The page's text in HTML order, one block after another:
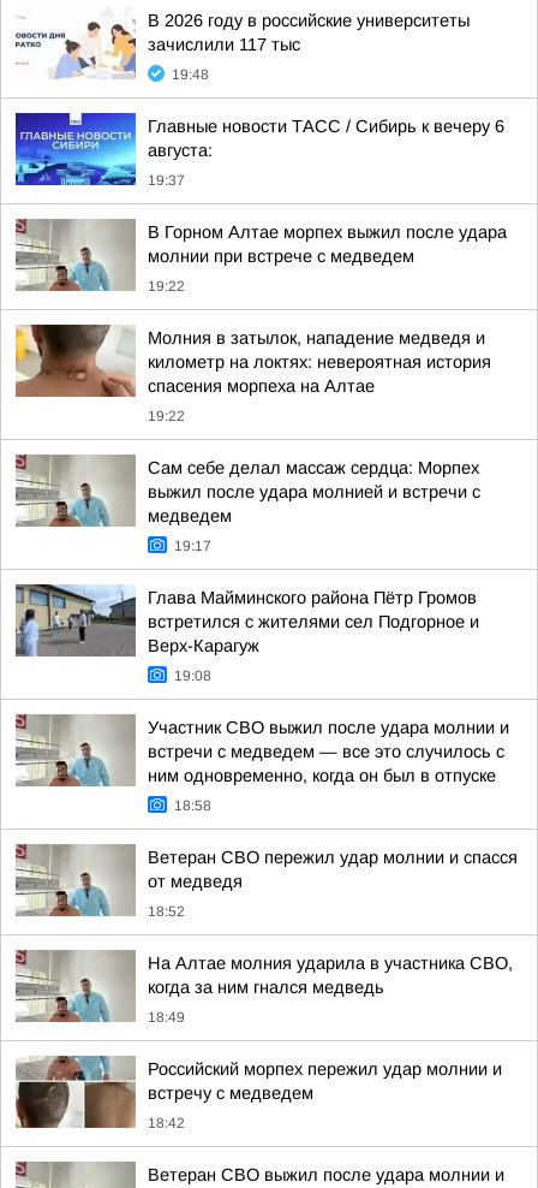
В 2026 году в российские университеты
зачислили 117 тыс
19:48
Главные новости ТАСС / Сибирь к вечеру 6
августа:
19:37
В Горном Алтае морпех выжил после удара
молнии при встрече с медведем
19:22
Молния в затылок, нападение медведя и
километр на локтях: невероятная история
спасения морпеха на Алтае
19:22
Сам себе делал массаж сердца: Морпех
выжил после удара молнией и встречи с
медведем
19:17
Глава Майминского района Пётр Громов
встретился с жителями сел Подгорное и
Верх-Карагуж
19:08
Участник СВО выжил после удара молнии и
встречи с медведем — все это случилось с
ним одновременно, когда он был в отпуске
18:58
Ветеран СВО пережил удар молнии и спасся
от медведя
18:52
На Алтае молния ударила в участника СВО,
когда за ним гнался медведь
18:49
Российский морпех пережил удар молнии и
встречу с медведем
18:42
Ветеран СВО выжил после удара молнии и